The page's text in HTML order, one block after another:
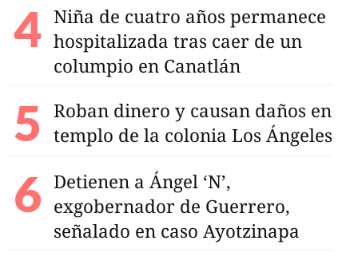
Niña de cuatro años permanece
hospitalizada tras caer de un
columpio en Canatlán
Roban dinero y causan daños en
templo de la colonia Los Ángeles
Detienen a Ángel ‘N’,
exgobernador de Guerrero,
señalado en caso Ayotzinapa